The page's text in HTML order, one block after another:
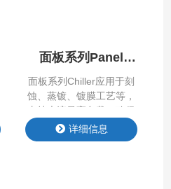
面板系列Panel
Chiller
面板系列Chiller应⽤于刻
蚀、蒸镀、镀膜⼯艺等，
支持⼤流量⾼负载，确保
恶劣⼯况下持续稳定运
⾏；支持冷却⽔动态调节
详细信息